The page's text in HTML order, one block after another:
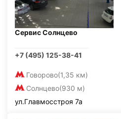
Сервис Солнцево
+7 (495) 125-38-41
Говорово(1,35 км)
Солнцево(930 м)
ул.Главмосстроя 7а